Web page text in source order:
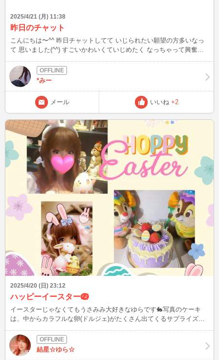
2025/4/21 (月) 11:38
昨日のチャット
こんにちは〜^^ 昨日チャットしてて いじられたい願望の方多いなっ
て 思いました(⁠^⁠^⁠) すごいかわいくていじめたく なっちゃって興奮し
てねV
*みー
メール いいね +2
2025/4/20 (日) 23:12
ハッピーイースター🪺
イースターじゃなくてもうさみみ大好きなゆらです🐇写真のケーキ
は、中からカラフルな卵(ドルジェ)がたくさん出てくるサプライズケ
ばれて、イースターエッグを運んだり、プレゼントを届けたりすると
いう言い伝えがあるんだって🐰 イースターエッグのカラフルな色
は、それぞれ意味が込められていて、赤は「太陽、情熱」、白は「清
結星☆ゆら☆